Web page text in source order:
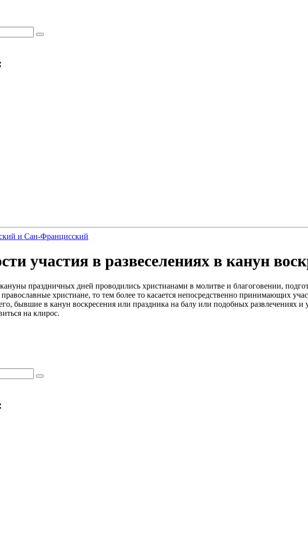
и Сан‑Францисский
участия в развеселениях в канун
праздничных дней проводились христианами в молитве и благоговении,
христиане, то тем более то касается непосредственно принимающих
бывшие в канун воскресения или праздника на балу или подобных развлечениях и
на клирос.